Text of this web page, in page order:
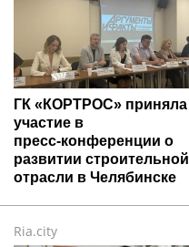
ГК «КОРТРОС» приняла
участие в
пресс‑конференции о
развитии строительной
отрасли в Челябинске
Ria.city